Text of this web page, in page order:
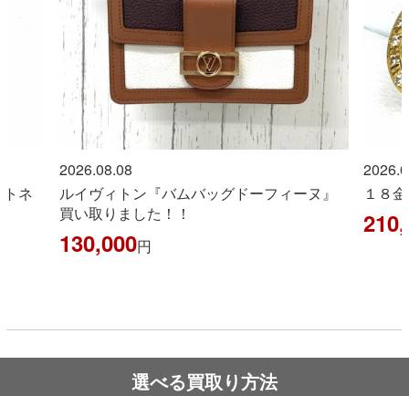
ネ
2026.08.08
ルイヴィトン『バムバッグドーフィーヌ』
買い取りました！！
130,000円
１８
選べる買取り方法